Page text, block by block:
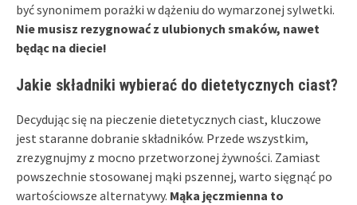
być synonimem porażki w dążeniu do wymarzonej sylwetki.
Nie musisz rezygnować z ulubionych smaków, nawet
będąc na diecie!
Jakie składniki wybierać do dietetycznych ciast?
Decydując się na pieczenie dietetycznych ciast, kluczowe
jest staranne dobranie składników. Przede wszystkim,
zrezygnujmy z mocno przetworzonej żywności. Zamiast
powszechnie stosowanej mąki pszennej, warto sięgnąć po
wartościowsze alternatywy. Mąka jęczmienna to